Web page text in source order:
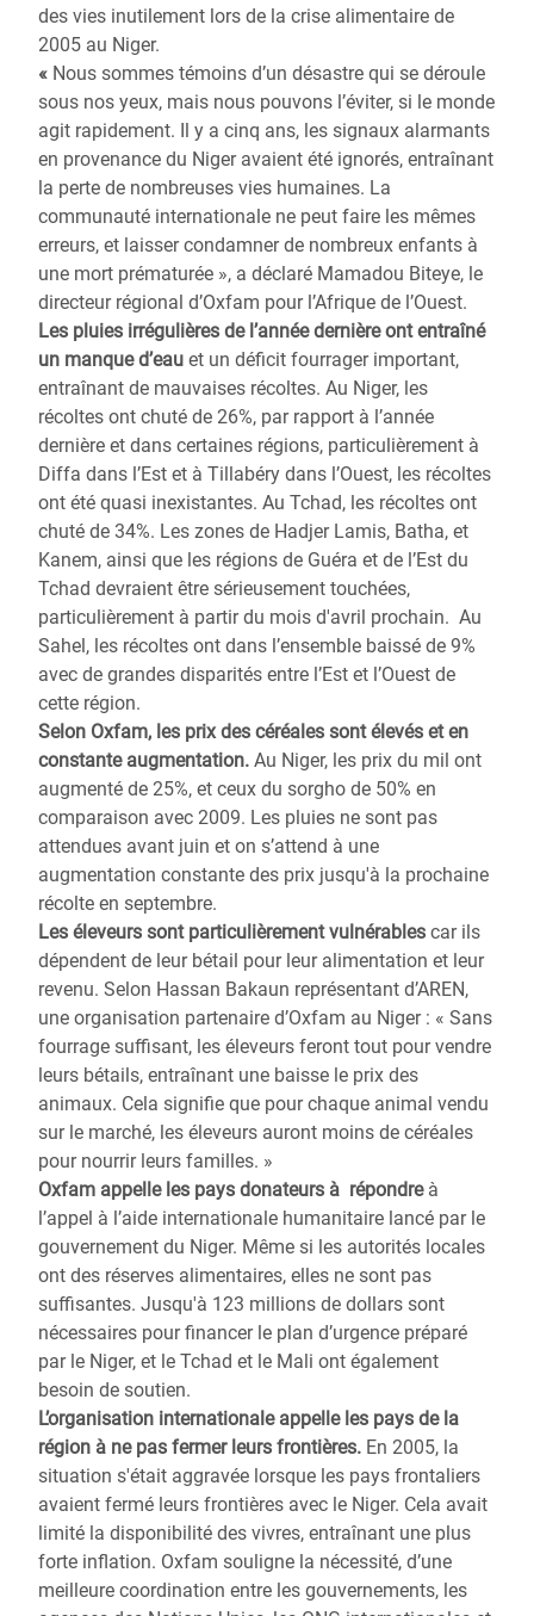
des vies inutilement lors de la crise alimentaire de
2005 au Niger.
« Nous sommes témoins d’un désastre qui se déroule
sous nos yeux, mais nous pouvons l’éviter, si le monde
agit rapidement. Il y a cinq ans, les signaux alarmants
en provenance du Niger avaient été ignorés, entraînant
la perte de nombreuses vies humaines. La
communauté internationale ne peut faire les mêmes
erreurs, et laisser condamner de nombreux enfants à
une mort prématurée », a déclaré Mamadou Biteye, le
directeur régional d’Oxfam pour l’Afrique de l’Ouest.
Les pluies irrégulières de l’année dernière ont entraîné
un manque d’eau et un déficit fourrager important,
entraînant de mauvaises récoltes. Au Niger, les
récoltes ont chuté de 26%, par rapport à l’année
dernière et dans certaines régions, particulièrement à
Diffa dans l’Est et à Tillabéry dans l’Ouest, les récoltes
ont été quasi inexistantes. Au Tchad, les récoltes ont
chuté de 34%. Les zones de Hadjer Lamis, Batha, et
Kanem, ainsi que les régions de Guéra et de l’Est du
Tchad devraient être sérieusement touchées,
particulièrement à partir du mois d'avril prochain. Au
Sahel, les récoltes ont dans l’ensemble baissé de 9%
avec de grandes disparités entre l’Est et l’Ouest de
cette région.
Selon Oxfam, les prix des céréales sont élevés et en
constante augmentation. Au Niger, les prix du mil ont
augmenté de 25%, et ceux du sorgho de 50% en
comparaison avec 2009. Les pluies ne sont pas
attendues avant juin et on s’attend à une
augmentation constante des prix jusqu'à la prochaine
récolte en septembre.
Les éleveurs sont particulièrement vulnérables car ils
dépendent de leur bétail pour leur alimentation et leur
revenu. Selon Hassan Bakaun représentant d’AREN,
une organisation partenaire d’Oxfam au Niger : « Sans
fourrage suffisant, les éleveurs feront tout pour vendre
leurs bétails, entraînant une baisse le prix des
animaux. Cela signifie que pour chaque animal vendu
sur le marché, les éleveurs auront moins de céréales
pour nourrir leurs familles. »
Oxfam appelle les pays donateurs à répondreà
l’appel à l’aide internationale humanitaire lancé par le
gouvernement du Niger. Même si les autorités locales
ont des réserves alimentaires, elles ne sont pas
suffisantes. Jusqu'à 123 millions de dollars sont
nécessaires pour financer le plan d’urgence préparé
par le Niger, et le Tchad et le Mali ont également
besoin de soutien.
L’organisation internationale appelle les pays de la
région à ne pas fermer leurs frontières. En 2005, la
situation s'était aggravée lorsque les pays frontaliers
avaient fermé leurs frontières avec le Niger. Cela avait
limité la disponibilité des vivres, entraînant une plus
forte inflation. Oxfam souligne la nécessité, d’une
meilleure coordination entre les gouvernements, les